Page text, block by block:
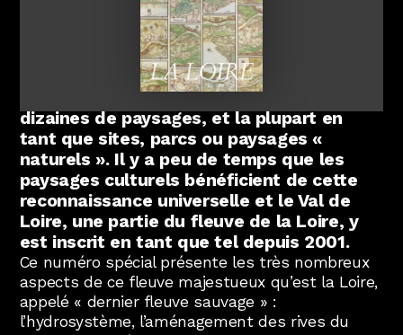
La liste du patrimoine mondial inscrit par
l’Unesco présente plusieurs centaines de
monuments mais seulement quelques
dizaines de paysages, et la plupart en
tant que sites, parcs ou paysages «
naturels ». Il y a peu de temps que les
paysages culturels bénéficient de cette
reconnaissance universelle et le Val de
Loire, une partie du fleuve de la Loire, y
est inscrit en tant que tel depuis 2001.
Ce numéro spécial présente les très nombreux
aspects de ce fleuve majestueux qu’est la Loire,
appelé « dernier fleuve sauvage » :
l’hydrosystème, l’aménagement des rives du
Abonnez-vous !
La Newsletter
Les dernières nouvelles du Val de Loire
patrimoine mondial délivrées directement
dans votre boîte mail.